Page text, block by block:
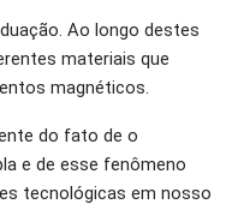
Ao longo destes
materiais que
magnéticos.
do fato de o
e de esse fenômeno
tecnológicas em nosso